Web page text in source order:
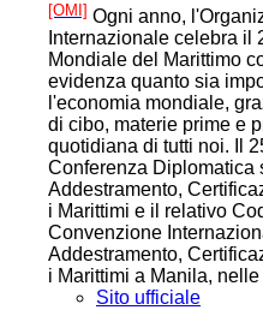
[OMI] Ogni anno,
Internazionale celebra il
Mondiale del Marittimo
evidenza quanto sia
l'economia mondiale,
di cibo, materie prime e
quotidiana di tutti noi. Il
Conferenza Diplomatica
Addestramento,
i Marittimi e il relativo
Convenzione
Addestramento,
i Marittimi a Manila,
Sito ufficiale